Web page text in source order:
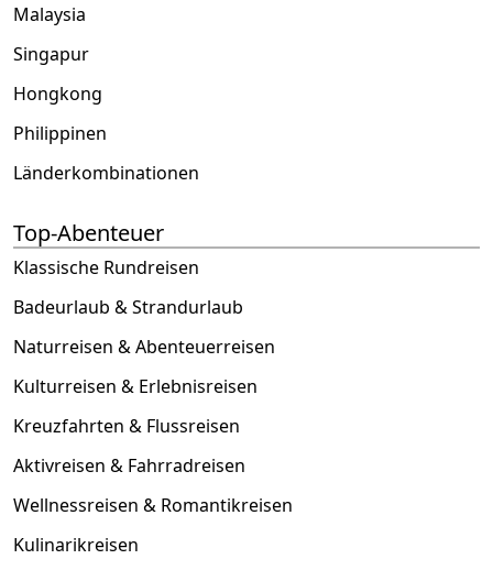
Malaysia
Singapur
Hongkong
Philippinen
Länderkombinationen
Top-Abenteuer
Klassische Rundreisen
Badeurlaub & Strandurlaub
Naturreisen & Abenteuerreisen
Kulturreisen & Erlebnisreisen
Kreuzfahrten & Flussreisen
Aktivreisen & Fahrradreisen
Wellnessreisen & Romantikreisen
Kulinarikreisen